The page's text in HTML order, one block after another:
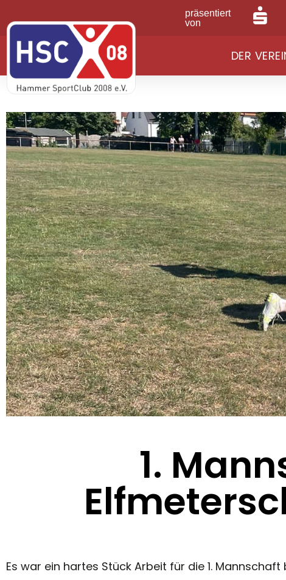
präsentiert
von
DER
1.
Es war ein hartes Stück Arbeit für die 1.